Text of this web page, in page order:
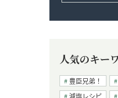
人気のキー
豊臣兄弟！
減塩レシピ